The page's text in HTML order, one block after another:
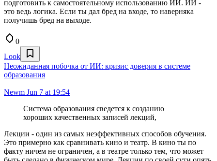
подготовить к самостоятельному использованию ИИ. ИИ -
это ведь логика. Если ты дал бред на входе, то наверняка
получишь бред на выходе.
0
Look
Неожиданная побочка от ИИ: кризис доверия в системе
образования
Newm Jun 7 at 19:54
Система образования сведется к созданию
хороших качественных записей лекций,
Лекции - один из самых неэффективных способов обучения.
Это примерно как сравнивать кино и театр. В кино ты по
факту ничем не ограничен, а в театре только тем, что может